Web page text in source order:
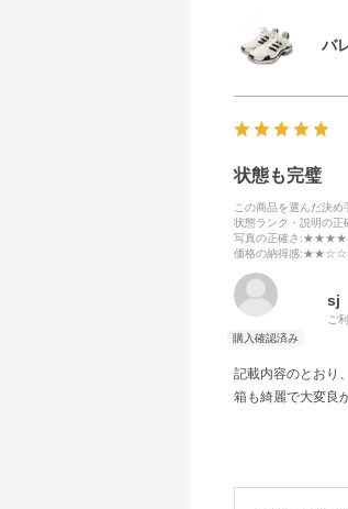
バ
状態も完璧
この商品を選んだ決め
状態ランク・説明の正
写真の正確さ :★★★★★
価格の納得感:★★☆☆☆
sj
ご
記載内容のとおり
箱も綺麗で大変良